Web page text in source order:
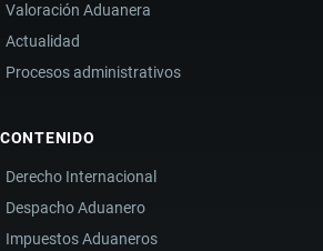
Valoración Aduanera
Actualidad
Procesos administrativos
CONTENIDO
Derecho Internacional
Despacho Aduanero
Impuestos Aduaneros